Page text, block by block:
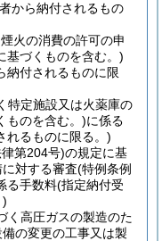
から納付されるもの
火の消費の許可の申
基づくものを含む。)
納付されるものに限
特定施設又は火薬庫の
ものを含む。)に係る
れるものに限る。)
第204号)の規定に基
対する審査(特例条例
る手数料(指定納付受
)
く高圧ガスの製造のた
の変更の工事又は製